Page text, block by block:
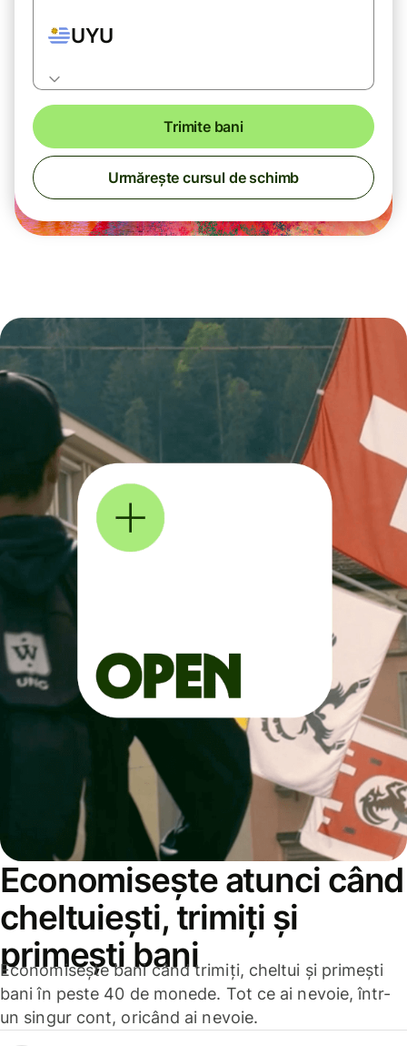
UYU
Trimite bani
Urmărește cursul de schimb
Economisește atunci când
cheltuiești, trimiți și
primești bani
Economisește bani când trimiți, cheltui și primești
bani în peste 40 de monede. Tot ce ai nevoie, într-
un singur cont, oricând ai nevoie.